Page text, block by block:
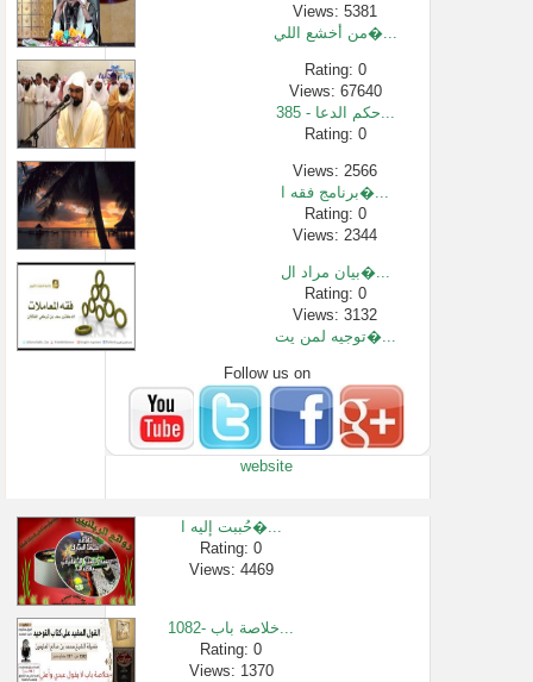
Views: 5381
من أخشع اللي�...
Rating: 0
Views: 67640
385 - حكم الدعا...
Rating: 0
Views: 2566
برنامج فقه ا�...
Rating: 0
Views: 2344
بيان مراد ال�...
Rating: 0
Views: 3132
توجيه لمن يت�...
Rating: 0
Views: 2622
دروس الحرمين...
Rating: 0
Follow us on
website
حُببت إليه ا�...
Rating: 0
Views: 4469
1082- خلاصة باب...
Rating: 0
Views: 1370